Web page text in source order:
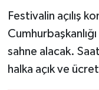
Festivalin açılış
sahne alacak.
halka açık ve